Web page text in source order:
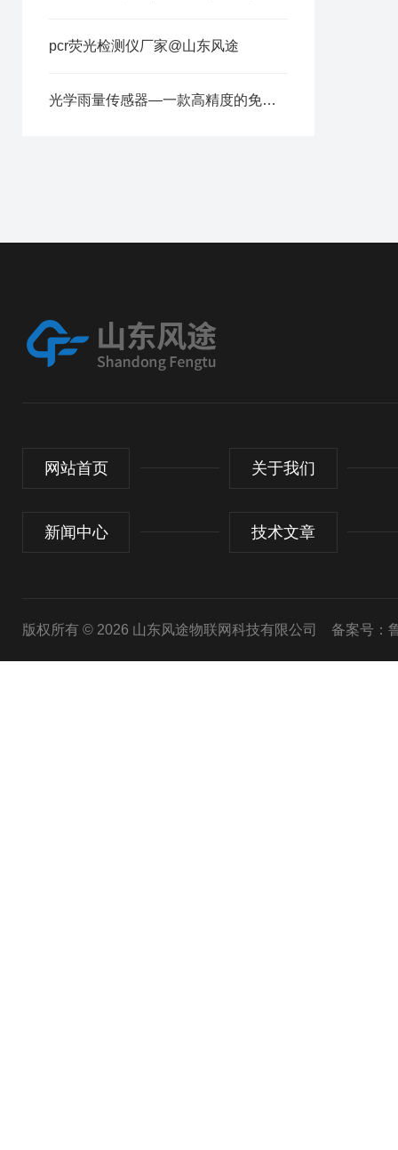
pcr荧光检测仪厂家@山东风途
光学雨量传感器—一款高精度的免维护雨量计@2025全国发货
网站首页 关于我们
新闻中心 技术文章
版权所有 © 2026 山东风途物联网科技有限公司 备案号：